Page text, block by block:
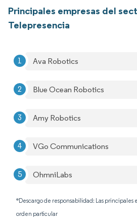
Principales empresas del
Telepresencia
Ava Robotics
Blue Ocean Robotics
Amy Robotics
VGo Communications
OhmniLabs
*Descargo de responsabilidad: Las principales
orden particular